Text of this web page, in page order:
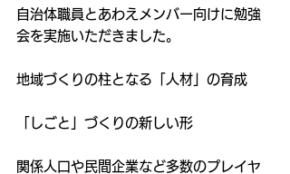
自治体職員とあわえメンバー向けに勉強
会を実施いただきました。
地域づくりの柱となる「人材」の育成
「しごと」づくりの新しい形
関係人口や民間企業など多数のプレイヤ